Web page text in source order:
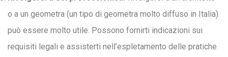
o a un geometra (un tipo di geometra molto diffuso in Italia)
può essere molto utile. Possono fornirti indicazioni sui
requisiti legali e assisterti nell’espletamento delle pratiche